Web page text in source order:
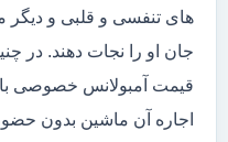
های تنفسی و قلبی و
جان او را نجات دهند. در
قیمت آمبولانس خصوصی
اجاره آن ماشین بدون